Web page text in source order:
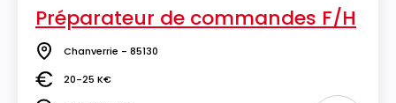
Préparateur de commandes F/H
Lieu Chanverrie - 85130
Salaire20-25 K€